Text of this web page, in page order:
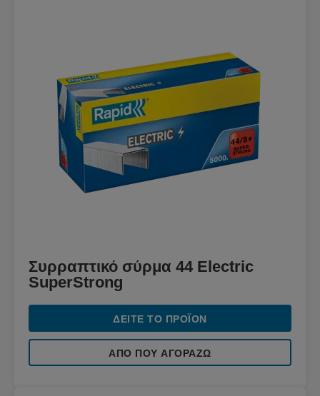
Συρραπτικό σύρμα 44 Electric
SuperStrong
ΔΕΊΤΕ ΤΟ ΠΡΟΪΌΝ
ΑΠΌ ΠΟΥ ΑΓΟΡΆΖΩ